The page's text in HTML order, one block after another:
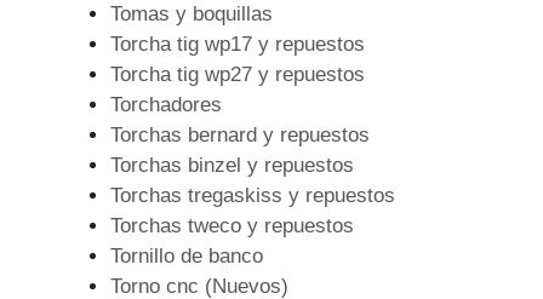
Tomas y boquillas
Torcha tig wp17 y repuestos
Torcha tig wp27 y repuestos
Torchadores
Torchas bernard y repuestos
Torchas binzel y repuestos
Torchas tregaskiss y repuestos
Torchas tweco y repuestos
Tornillo de banco
Torno cnc (Nuevos)